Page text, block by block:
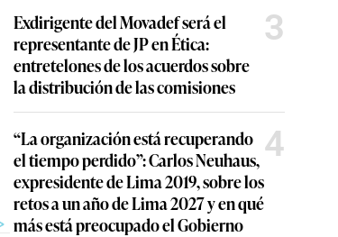
Exdirigente del Movadef será el
representante de JP en Ética:
entretelones de los acuerdos sobre
la distribución de las comisiones
3
“La organización está recuperando
el tiempo perdido”: Carlos Neuhaus,
expresidente de Lima 2019, sobre los
retos a un año de Lima 2027 y en qué
más está preocupado el Gobierno
4